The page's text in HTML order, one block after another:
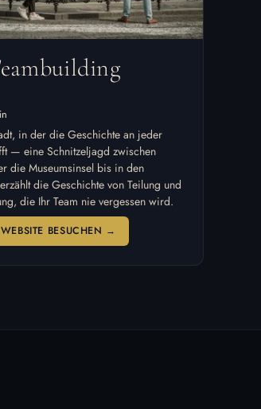
in der die Geschichte an jeder
— eine Schnitzeljagd zwischen
die Museumsinsel bis in den
die Geschichte von Teilung und
die Ihr Team nie vergessen wird.
WEBSITE BESUCHEN →